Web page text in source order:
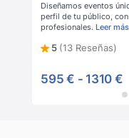
Diseñamos eventos
perfil de tu público,
profesionales. Leer más
5 (13 Reseñas)
595 € - 1310 €